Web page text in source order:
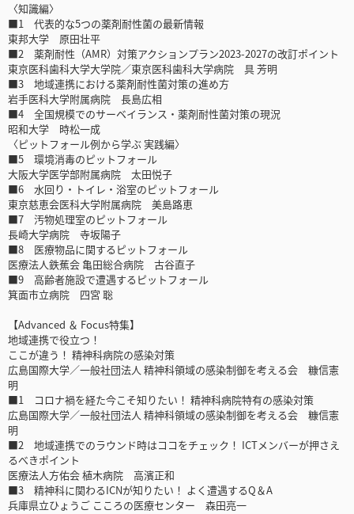
〈知識編〉
■1 代表的な5つの薬剤耐性菌の最新情報
東邦大学 原田壮平
■2 薬剤耐性（AMR）対策アクションプラン2023-2027の改訂ポイント
東京医科歯科大学大学院／東京医科歯科大学病院 具 芳明
■3 地域連携における薬剤耐性菌対策の進め方
岩手医科大学附属病院 長島広相
■4 全国規模でのサーベイランス・薬剤耐性菌対策の現況
昭和大学 時松一成
〈ピットフォール例から学ぶ 実践編〉
■5 環境消毒のピットフォール
大阪大学医学部附属病院 太田悦子
■6 水回り・トイレ・浴室のピットフォール
東京慈恵会医科大学附属病院 美島路恵
■7 汚物処理室のピットフォール
長崎大学病院 寺坂陽子
■8 医療物品に関するピットフォール
医療法人鉄蕉会 亀田総合病院 古谷直子
■9 高齢者施設で遭遇するピットフォール
箕面市立病院 四宮 聡
【Advanced ＆ Focus特集】
地域連携で役立つ！
ここが違う！ 精神科病院の感染対策
広島国際大学／一般社団法人 精神科領域の感染制御を考える会 糠信憲
明
■1 コロナ禍を経た今こそ知りたい！ 精神科病院特有の感染対策
広島国際大学／一般社団法人 精神科領域の感染制御を考える会 糠信憲
明
■2 地域連携でのラウンド時はココをチェック！ ICTメンバーが押さえ
るべきポイント
医療法人方佑会 植木病院 高濱正和
■3 精神科に関わるICNが知りたい！ よく遭遇するQ＆A
兵庫県立ひょうご こころの医療センター 森田亮一